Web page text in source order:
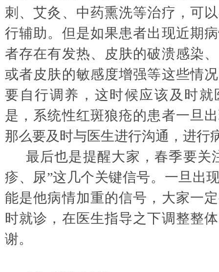
刺、艾灸、中药熏洗等治疗，可
行辅助。但是如果患者出现近期
者存在有发热、皮肤的破溃感染
或者皮肤的敏感度增强等这些情
要自行调养，这时候应该及时就
是，系统性红斑狼疮的患者一旦
那么要及时与医生进行沟通，进行
最后也是提醒大家，春季要关
疹、尿”这几个关键信号。一旦出
能是他病情加重的信号，大家一
时就诊，在医生指导之下调整整
谢。